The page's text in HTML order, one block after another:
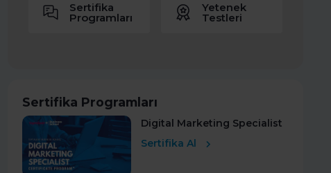
Sertifika
Programları
Yetenek
Testleri
Sertifika Programları
Digital Marketing Specialist
Sertifika Al